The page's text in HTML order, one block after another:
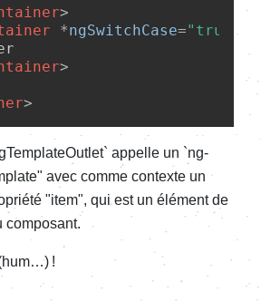
>
*ngSwitchCase="true"
>
>
appelle un `ng-
avec comme contexte un
"item", qui est un élément de
composant.
!